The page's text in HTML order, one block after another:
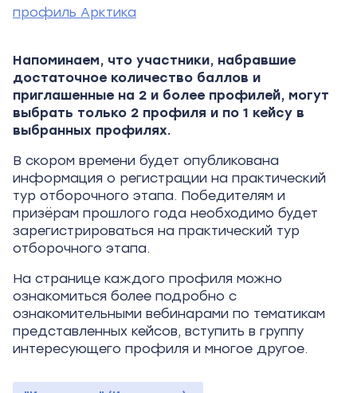
профиль Арктика
Напоминаем, что участники, набравшие
достаточное количество баллов и
приглашенные на 2 и более профилей, могут
выбрать только 2 профиля и по 1 кейсу в
выбранных профилях.
В скором времени будет опубликована
информация о регистрации на практический
тур отборочного этапа. Победителям и
призёрам прошлого года необходимо будет
зарегистрироваться на практический тур
отборочного этапа.
На странице каждого профиля можно
ознакомиться более подробно с
ознакомительными вебинарами по тематикам
представленных кейсов, вступить в группу
интересующего профиля и многое другое.